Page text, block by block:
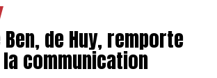
Ben, de Huy, remporte
communication